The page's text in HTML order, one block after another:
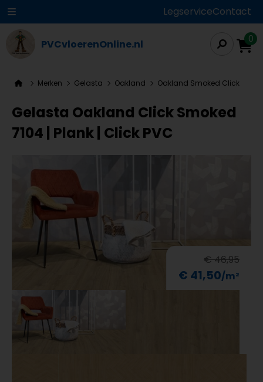
LegserviceContact
PVCvloerenOnline.nl 0
Merken Gelasta Oakland Oakland Smoked Click
Gelasta Oakland Click Smoked
7104 | Plank | Click PVC
€ 46,95
€ 41,50